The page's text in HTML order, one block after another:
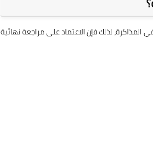
لذلك فإن الاعتماد على مراجعة نهائية